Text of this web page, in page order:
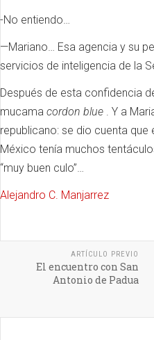
-No entiendo…
—Mariano… Esa agencia y su
servicios de inteligencia de la
Después de esta confidencia
mucama cordon blue
Y a
republicano: se dio cuenta
México tenía muchos
“muy buen culo”…
Alejandro C. Manjarrez
ARTÍCULO PREVIO
El encuentro con San
Antonio de Padua